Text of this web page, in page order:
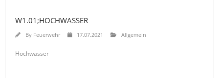
W1.01;HOCHWASSER
By Feuerwehr 17.07.2021 Allgemein
Hochwasser